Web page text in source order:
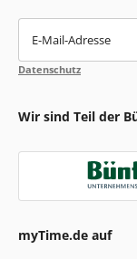
E-Mail-Adresse
Datenschutz
Wir sind Teil der
myTime.de auf